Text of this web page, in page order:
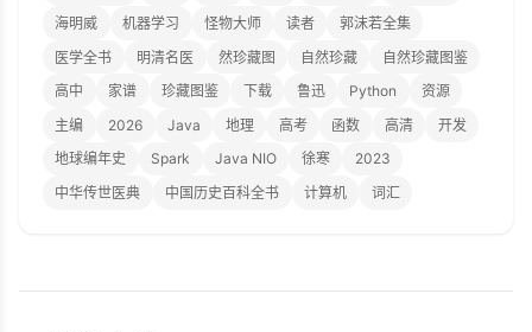
海明威
机器学习 怪物大师 读者
郭沫若全集
医学全书
明清名医 然珍藏图 自然珍藏
自然珍藏图鉴
高中
家谱 珍藏图鉴 下载 鲁迅 Python
资源
主编
2026 Java 地理 高考 函数 高清
开发
地球编年史
Spark Java NIO 徐寒
2023
中华传世医典
中国历史百科全书 计算机 词汇